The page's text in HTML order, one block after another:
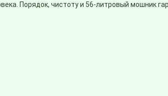
Порядок, чистоту и 56-литровый мошник